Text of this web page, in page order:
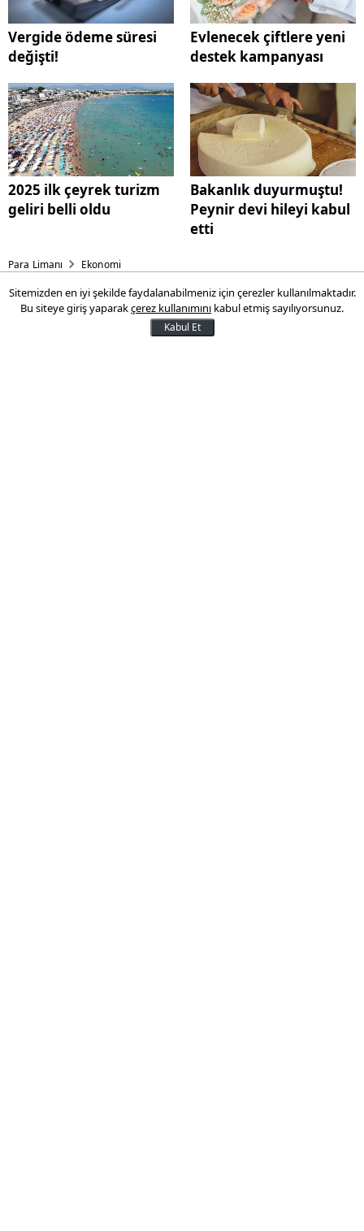
Vergide ödeme süresi
değişti!
Evlenecek çiftlere yeni
destek kampanyası
2025 ilk çeyrek turizm
geliri belli oldu
Bakanlık duyurmuştu!
Peynir devi hileyi kabul
etti
Para Limanı Ekonomi
Vergide ödeme süresi değişti!
Milyonları ilgilendiriyor
Sitemizden en iyi şekilde faydalanabilmeniz için çerezler kullanılmaktadır.
Bu siteye giriş yaparakçerez kullanımını kabul etmiş sayılıyorsunuz.
Kabul Et